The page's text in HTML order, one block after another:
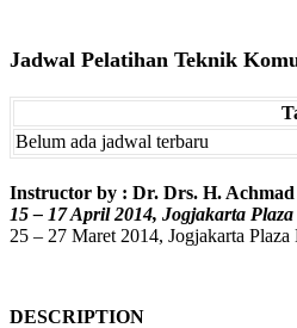
Jadwal Pelatihan Teknik
Belum ada jadwal terbaru
Instructor by : Dr. Drs. H.
15 – 17 April 2014, Jogjakarta
25 – 27 Maret 2014, Jogjakarta
DESCRIPTION